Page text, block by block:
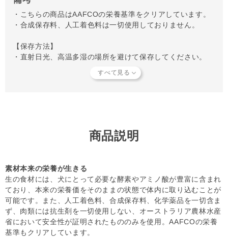
ださい。
※完全にバーフダイエットに切り替える際は、2～3週間かけて少
しずつバーフダイエットの割合を増やしてください。
・こちらの商品はAAFCOの栄養基準をクリアしています。
・合成保存料、人工着色料は一切使用しておりません。
【保存方法】
・直射日光、高温多湿の場所を避けて保存してください。
・マイナス18℃以下の冷凍庫で保存してください。解凍後は
密封容器に入れ、冷蔵庫にて3～4日保存できます。
は十分にご注意ください。箱のまま保存するか、ラップやフ
リーザーバッグを利用されることをおすすめします。
【給与方法につきまして】
・解凍時のドリップ（肉汁）には栄養が含まれておりますの
で、一緒にお与えいただいて問題ありません。ドリップが漏
れ出てしまうことがありますので、解凍時にはお皿や容器の
ご使用をおすすめします。
・加熱することで骨が硬くなります。危険ですので加熱しな
いでください。
・1日に2回以上に分けて与えてください。
商品説明
素材本来の栄養が生きる
生の食材には、犬にとって必要な酵素やアミノ酸が豊富に含まれ
ており、本来の栄養価をそのままの状態で体内に取り込むことが
可能です。また、人工着色料、合成保存料、化学薬品を一切含ま
ず、肉類には抗生剤を一切使用しない、オーストラリア農林水産
省において安全性が証明されたもののみを使用。AAFCOの栄養
基準もクリアしています。